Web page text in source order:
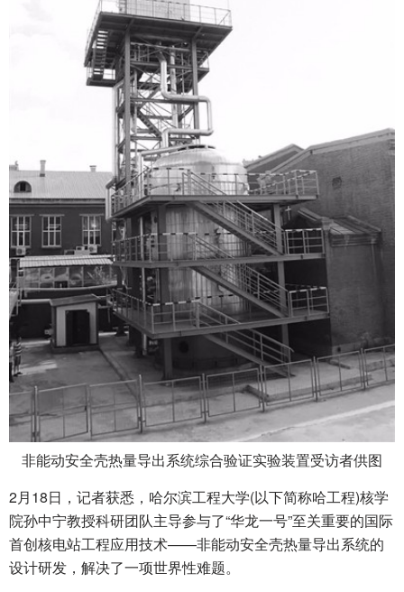
非能动安全壳热量导出系统综合验证实验装置受访者供图
2月18日，记者获悉，哈尔滨工程大学(以下简称哈工程)核学
院孙中宁教授科研团队主导参与了“华龙一号”至关重要的国际
首创核电站工程应用技术——非能动安全壳热量导出系统的
设计研发，解决了一项世界性难题。